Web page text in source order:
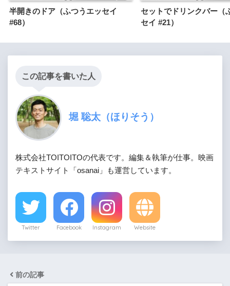
半開きのドア（ふつうエッセイ
#68）
セットでドリンクバー（
セイ #21）
この記事を書いた人
堀 聡太（ほりそう）
株式会社TOITOITOの代表です。編集＆執筆が仕事。映画
テキストサイト「osanai」も運営しています。
Twitter Facebook Instagram Website
前の記事